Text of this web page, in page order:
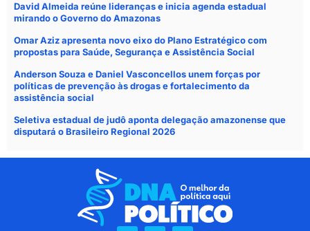
David Almeida reúne lideranças e inicia agenda estadual
mirando o Governo do Amazonas
Omar Aziz apresenta novo eixo do Plano Estratégico com
propostas para Saúde, Segurança e Assistência Social
Anderson Souza e Daniel Vasconcellos unem forças por
políticas de prevenção às drogas e fortalecimento da
assistência social
Seletiva estadual de judô aponta delegação amazonense que
disputará o Brasileiro Regional 2026